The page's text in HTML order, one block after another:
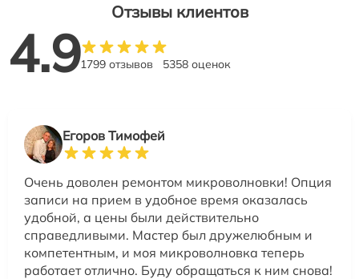
Отзывы клиентов
4.91799 отзывов 5358 оценок
Егоров Тимофей
Очень доволен ремонтом микроволновки! Опция
записи на прием в удобное время оказалась
удобной, а цены были действительно
справедливыми. Мастер был дружелюбным и
компетентным, и моя микроволновка теперь
работает отлично. Буду обращаться к ним снова!